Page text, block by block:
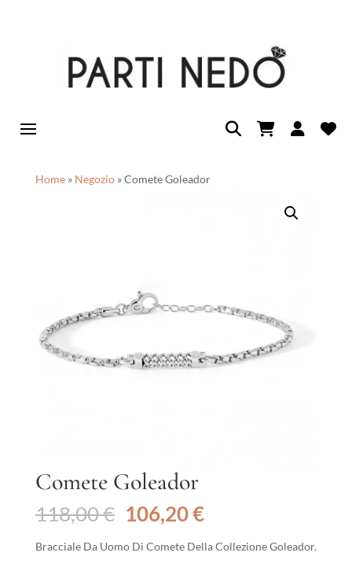
Home» Negozio»Comete Goleador
Comete Goleador
118,00€ Il
prezzo
originale
106,20€Il
attuale
Bracciale Da Uomo Di Comete Della Collezione Goleador.